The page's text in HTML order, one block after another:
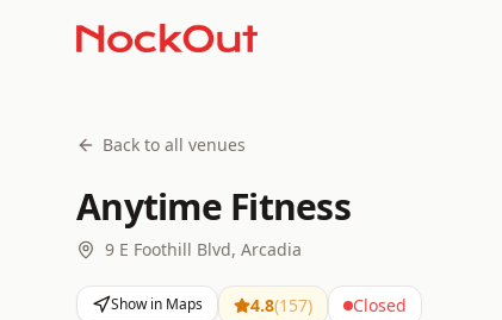
Back to all venues
Anytime Fitness
9 E Foothill Blvd, Arcadia
Show in Maps 4.8(157) Closed